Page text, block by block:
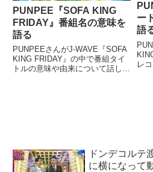
PUNPEE『SOFA KING
FRIDAY』番組名の意味を
語る
PUNPEEさんがJ-WAVE『SOFA
KING FRIDAY』の中で番組タイ
トルの意味や由来について話して
ー
語
レ
ドンデコル
に横になって